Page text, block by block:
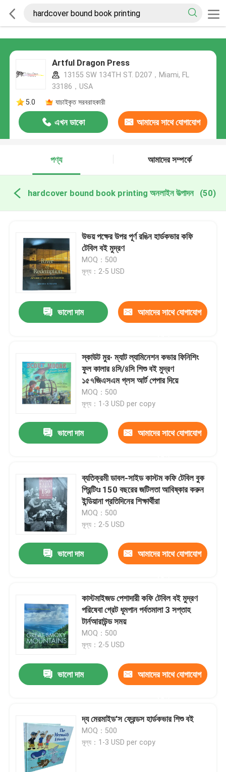
Artful Dragon Press
13155 SW 134TH ST. D207，Miami, FL
33186，USA
5.0
যাচাইকৃত সরবরাহকারী
এখন ডাকো আমাদের সাথে যোগাযোগ
পণ্য
আমাদের সম্পর্কে
hardcover bound book printing অনলাইন উত্পাদন (50)
উভয় পক্ষের উপর পূর্ণ রঙিন হার্ডকভার কফি
টেবিল বই মুদ্রণ
MOQ：500
মূল্য：2-5 USD
ভালো দাম আমাদের সাথে যোগাযোগ
স্কাউট মুর∙ ম্যাট ল্যামিনেশন কভার ফিনিশিং
ফুল কালার ৪সি/৪সি শিশু বই মুদ্রণ
১৫৭জিএসএম গ্লস আর্ট পেপার দিয়ে
MOQ：500
মূল্য：1-3 USD per copy
ভালো দাম আমাদের সাথে যোগাযোগ
ব্যতিক্রমী ডাবল-সাইড কাস্টম কফি টেবিল বুক
প্রিন্টিংঃ 150 বছরের জটিলতা আবিষ্কার করুন
ইন্ডিয়ানা প্রতিদিনের শিক্ষার্থীরা
MOQ：500
মূল্য：2-5 USD
ভালো দাম আমাদের সাথে যোগাযোগ
কাস্টমাইজড পেশাদারী কফি টেবিল বই মুদ্রণ
পরিষেবা গ্রেট ধূমপান পর্বতমালা 3 সপ্তাহ
টার্নআরাউন্ড সময়
MOQ：500
মূল্য：2-5 USD
ভালো দাম আমাদের সাথে যোগাযোগ
দ্য মেরমাইড'স ফ্রেন্ডস হার্ডকভার শিশু বই
MOQ：500
মূল্য：1-3 USD per copy